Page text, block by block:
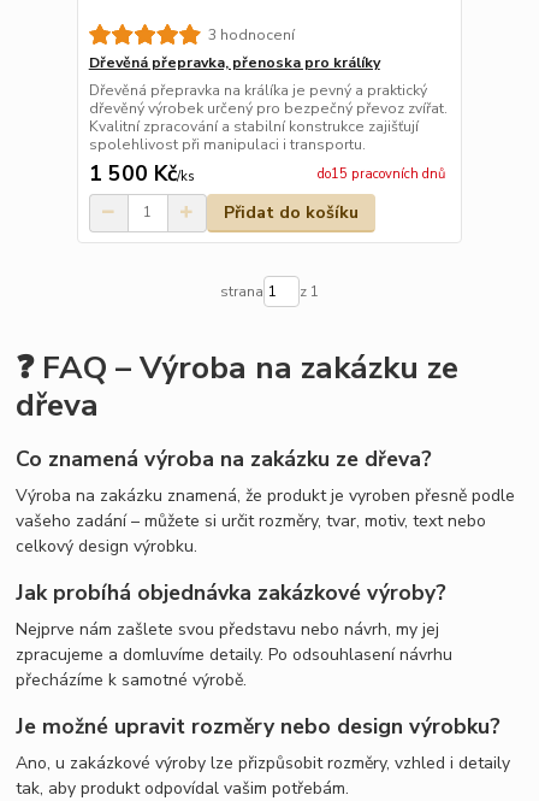
3 hodnocení
Dřevěná přepravka, přenoska pro králíky
Dřevěná přepravka na králíka je pevný a praktický
dřevěný výrobek určený pro bezpečný převoz zvířat.
Kvalitní zpracování a stabilní konstrukce zajišťují
spolehlivost při manipulaci i transportu.
1 500 Kč/ks do15 pracovních dnů
Přidat do košíku
strana z 1
❓ FAQ – Výroba na zakázku ze
dřeva
Co znamená výroba na zakázku ze dřeva?
Výroba na zakázku znamená, že produkt je vyroben přesně podle
vašeho zadání – můžete si určit rozměry, tvar, motiv, text nebo
celkový design výrobku.
Jak probíhá objednávka zakázkové výroby?
Nejprve nám zašlete svou představu nebo návrh, my jej
zpracujeme a domluvíme detaily. Po odsouhlasení návrhu
přecházíme k samotné výrobě.
Je možné upravit rozměry nebo design výrobku?
Ano, u zakázkové výroby lze přizpůsobit rozměry, vzhled i detaily
tak, aby produkt odpovídal vašim potřebám.